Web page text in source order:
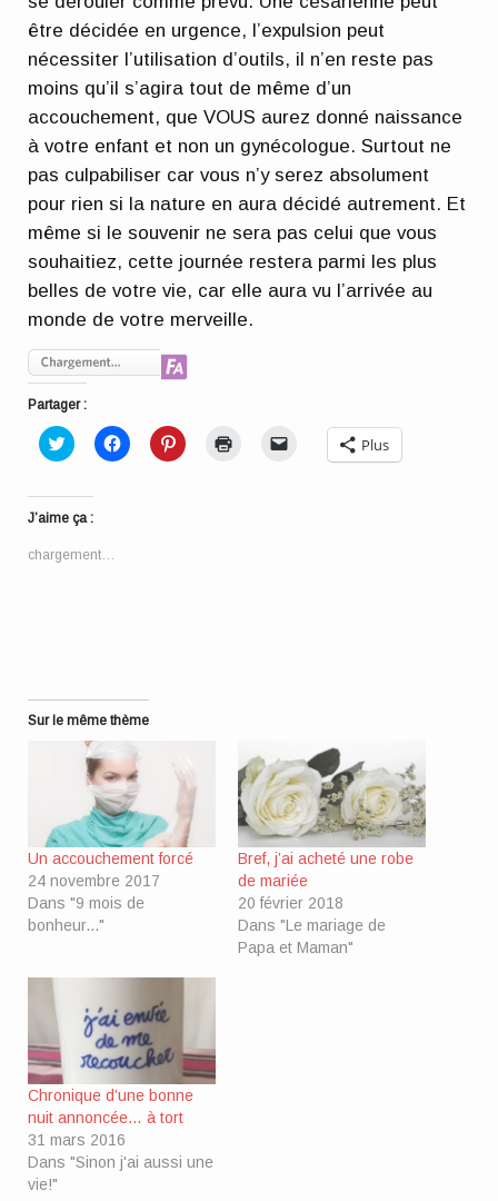
être décidée en urgence, l’expulsion peut
nécessiter l’utilisation d’outils, il n’en reste pas
moins qu’il s’agira tout de même d’un
accouchement, que VOUS aurez donné naissance
à votre enfant et non un gynécologue. Surtout ne
pas culpabiliser car vous n’y serez absolument
pour rien si la nature en aura décidé autrement. Et
même si le souvenir ne sera pas celui que vous
souhaitiez, cette journée restera parmi les plus
belles de votre vie, car elle aura vu l’arrivée au
monde de votre merveille.
Partager :
Cliquez
pour
Twitter(ouvre
dans
une
fenêtre)
Cliquez
pour
Cliquez
pour
Cliquer
imprimer(ouvre
envoyer
Plus
J’aime ça :
chargement…
Sur le même thème
Un accouchement forcé
24 novembre 2017
Dans "9 mois de
bonheur..."
Bref, j’ai acheté une robe
de mariée
20 février 2018
Dans "Le mariage de
Papa et Maman"
Chronique d’une bonne
nuit annoncée… à tort
31 mars 2016
Dans "Sinon j'ai aussi une
vie!"